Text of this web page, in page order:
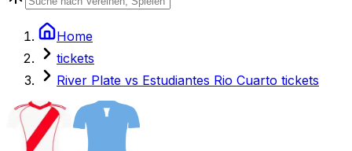
Home
tickets
River Plate vs Estudiantes Rio Cuarto tickets